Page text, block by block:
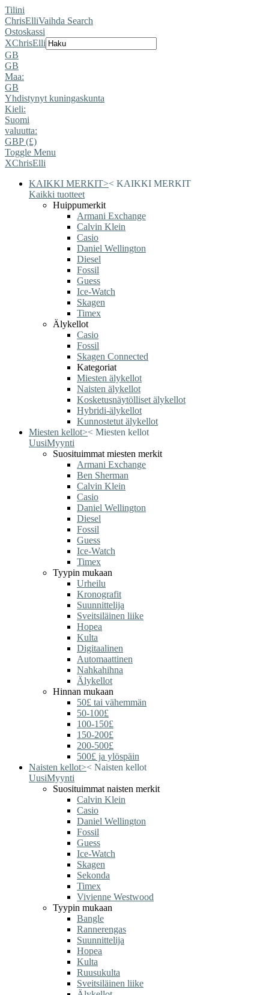
Tilini
ChrisElliVaihda Search
Ostoskassi
XChrisElli
GB
GB
Maa:
GB
Yhdistynyt kuningaskunta
Kieli:
Suomi
valuutta:
GBP (£)
Toggle Menu
XChrisElli
KAIKKI MERKIT>< KAIKKI MERKIT
Kaikki tuotteet
Huippumerkit
Armani Exchange
Calvin Klein
Casio
Daniel Wellington
Diesel
Fossil
Guess
Ice-Watch
Skagen
Timex
Älykellot
Casio
Fossil
Skagen Connected
Kategoriat
Miesten älykellot
Naisten älykellot
Kosketusnäytölliset älykellot
Hybridi-älykellot
Kunnostetut älykellot
Miesten kellot>< Miesten kellot
UusiMyynti
Suosituimmat miesten merkit
Armani Exchange
Ben Sherman
Calvin Klein
Casio
Daniel Wellington
Diesel
Fossil
Guess
Ice-Watch
Timex
Tyypin mukaan
Urheilu
Kronografit
Suunnittelija
Sveitsiläinen liike
Hopea
Kulta
Digitaalinen
Automaattinen
Nahkahihna
Älykellot
Hinnan mukaan
50£ tai vähemmän
50-100£
100-150£
150-200£
200-500£
500£ ja ylöspäin
Naisten kellot>< Naisten kellot
UusiMyynti
Suosituimmat naisten merkit
Calvin Klein
Casio
Daniel Wellington
Fossil
Guess
Ice-Watch
Skagen
Sekonda
Timex
Vivienne Westwood
Tyypin mukaan
Bangle
Rannerengas
Suunnittelija
Hopea
Kulta
Ruusukulta
Sveitsiläinen liike